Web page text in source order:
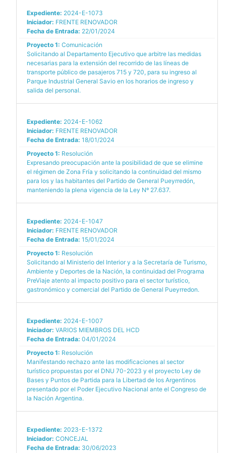
Expediente: 2024-E-1073
Iniciador: FRENTE RENOVADOR
Fecha de Entrada: 22/01/2024
Proyecto 1: Comunicación
Solicitando al Departamento Ejecutivo que arbitre las medidas
necesarias para la extensión del recorrido de las líneas de
transporte público de pasajeros 715 y 720, para su ingreso al
Parque Industrial General Savio en los horarios de ingreso y
salida del personal.
Expediente: 2024-E-1062
Iniciador: FRENTE RENOVADOR
Fecha de Entrada: 18/01/2024
Proyecto 1: Resolución
Expresando preocupación ante la posibilidad de que se elimine
el régimen de Zona Fría y solicitando la continuidad del mismo
para los y las habitantes del Partido de General Pueyrredón,
manteniendo la plena vigencia de la Ley Nº 27.637.
Expediente: 2024-E-1047
Iniciador: FRENTE RENOVADOR
Fecha de Entrada: 15/01/2024
Proyecto 1: Resolución
Solicitando al Ministerio del Interior y a la Secretaría de Turismo,
Ambiente y Deportes de la Nación, la continuidad del Programa
PreViaje atento al impacto positivo para el sector turístico,
gastronómico y comercial del Partido de General Pueyrredon.
Expediente: 2024-E-1007
Iniciador: VARIOS MIEMBROS DEL HCD
Fecha de Entrada: 04/01/2024
Proyecto 1: Resolución
Manifestando rechazo ante las modificaciones al sector
turístico propuestas por el DNU 70-2023 y el proyecto Ley de
Bases y Puntos de Partida para la Libertad de los Argentinos
presentado por el Poder Ejecutivo Nacional ante el Congreso de
la Nación Argentina.
Expediente: 2023-E-1372
Iniciador: CONCEJAL
Fecha de Entrada: 30/06/2023